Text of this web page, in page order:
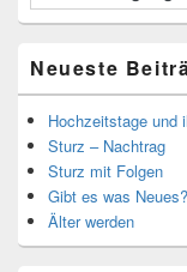
Neueste
Hochzeitstage und
Sturz – Nachtrag
Sturz mit Folgen
Gibt es was Neues?
Älter werden